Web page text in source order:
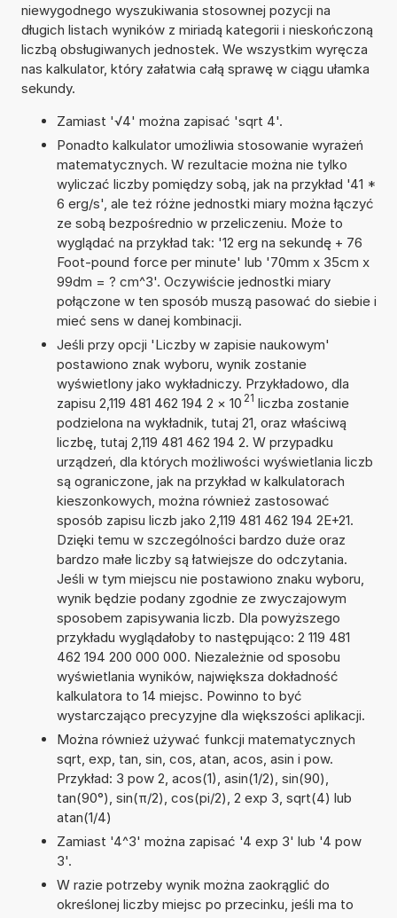
niewygodnego wyszukiwania stosownej pozycji na
długich listach wyników z miriadą kategorii i nieskończoną
liczbą obsługiwanych jednostek. We wszystkim wyręcza
nas kalkulator, który załatwia całą sprawę w ciągu ułamka
sekundy.
Zamiast '√4' można zapisać 'sqrt 4'.
Ponadto kalkulator umożliwia stosowanie wyrażeń
matematycznych. W rezultacie można nie tylko
wyliczać liczby pomiędzy sobą, jak na przykład '41 *
6 erg/s', ale też różne jednostki miary można łączyć
ze sobą bezpośrednio w przeliczeniu. Może to
wyglądać na przykład tak: '12 erg na sekundę + 76
Foot-pound force per minute' lub '70mm x 35cm x
99dm = ? cm^3'. Oczywiście jednostki miary
połączone w ten sposób muszą pasować do siebie i
mieć sens w danej kombinacji.
Jeśli przy opcji 'Liczby w zapisie naukowym'
postawiono znak wyboru, wynik zostanie
wyświetlony jako wykładniczy. Przykładowo, dla
zapisu 2,119 481 462 194 2 × 10 21 liczba zostanie
podzielona na wykładnik, tutaj 21, oraz właściwą
liczbę, tutaj 2,119 481 462 194 2. W przypadku
urządzeń, dla których możliwości wyświetlania liczb
są ograniczone, jak na przykład w kalkulatorach
kieszonkowych, można również zastosować
sposób zapisu liczb jako 2,119 481 462 194 2E+21.
Dzięki temu w szczególności bardzo duże oraz
bardzo małe liczby są łatwiejsze do odczytania.
Jeśli w tym miejscu nie postawiono znaku wyboru,
wynik będzie podany zgodnie ze zwyczajowym
sposobem zapisywania liczb. Dla powyższego
przykładu wyglądałoby to następująco: 2 119 481
462 194 200 000 000. Niezależnie od sposobu
wyświetlania wyników, największa dokładność
kalkulatora to 14 miejsc. Powinno to być
wystarczająco precyzyjne dla większości aplikacji.
Można również używać funkcji matematycznych
sqrt, exp, tan, sin, cos, atan, acos, asin i pow.
Przykład: 3 pow 2, acos(1), asin(1/2), sin(90),
tan(90°), sin(π/2), cos(pi/2), 2 exp 3, sqrt(4) lub
atan(1/4)
Zamiast '4^3' można zapisać '4 exp 3' lub '4 pow
3'.
W razie potrzeby wynik można zaokrąglić do
określonej liczby miejsc po przecinku, jeśli ma to